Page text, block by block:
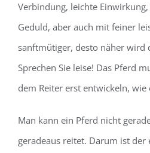
Verbindung, leichte
Geduld, aber auch mit feiner
sanftmütiger, desto näher wird
Sprechen Sie leise! Das Pferd
dem Reiter erst entwickeln, wie
Man kann ein Pferd nicht
geradeaus reitet. Darum ist der